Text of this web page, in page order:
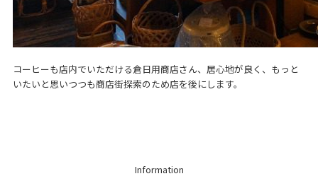
コーヒーも店内でいただける倉日用商店さん、居心地が良く、もっと
いたいと思いつつも商店街探索のため店を後にします。
Information